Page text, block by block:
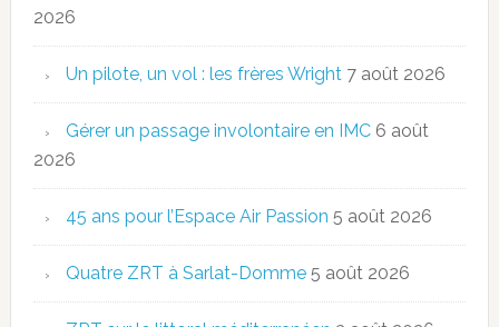
2026
Un pilote, un vol : les frères Wright 7 août 2026
Gérer un passage involontaire en IMC 6 août
2026
45 ans pour l’Espace Air Passion 5 août 2026
Quatre ZRT à Sarlat-Domme 5 août 2026